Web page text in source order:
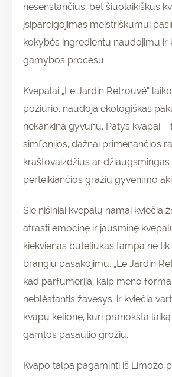
nesenstančius, bet šiuolaikiškus
įsipareigojimas meistriškumui
kokybės ingredientų naudojimu ir
gamybos procesu.
Kvepalai „Le Jardin Retrouvé”
požiūrio, naudoja ekologiškas
nekankina gyvūnų. Patys kvapai
simfonijos, dažnai primenančios
kraštovaizdžius ar džiaugsmingas
perteikiančios gražių gyvenimo
Šie nišiniai kvepalų namai kviečia
atrasti emocinę ir jausminę
kiekvienas buteliukas tampa ne
brangiu pasakojimu. „Le Jardin
kad parfumerija, kaip meno
neblėstantis žavesys, ir kviečia
kvapų kelionę, kuri pranoksta
gamtos pasaulio grožiu.
Kvapo talpa pagaminti iš Limožo